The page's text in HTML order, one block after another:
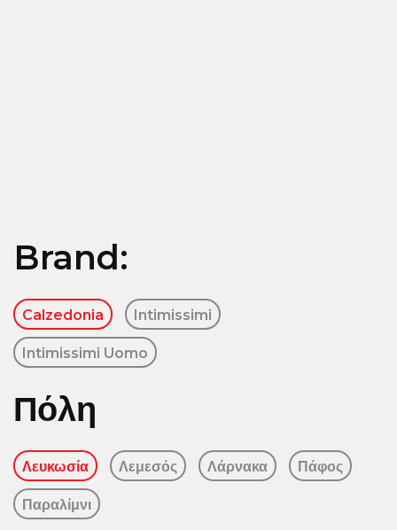
Brand:
Calzedonia Intimissimi
Intimissimi Uomo
Πόλη
Λευκωσία Λεμεσός Λάρνακα Πάφος
Παραλίμνι